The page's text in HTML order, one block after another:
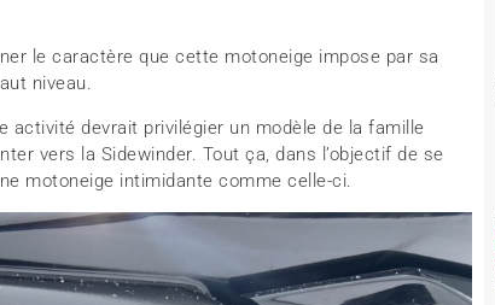
le caractère que cette motoneige impose par sa
niveau.
activité devrait privilégier un modèle de la famille
vers la Sidewinder. Tout ça, dans l’objectif de se
motoneige intimidante comme celle-ci.